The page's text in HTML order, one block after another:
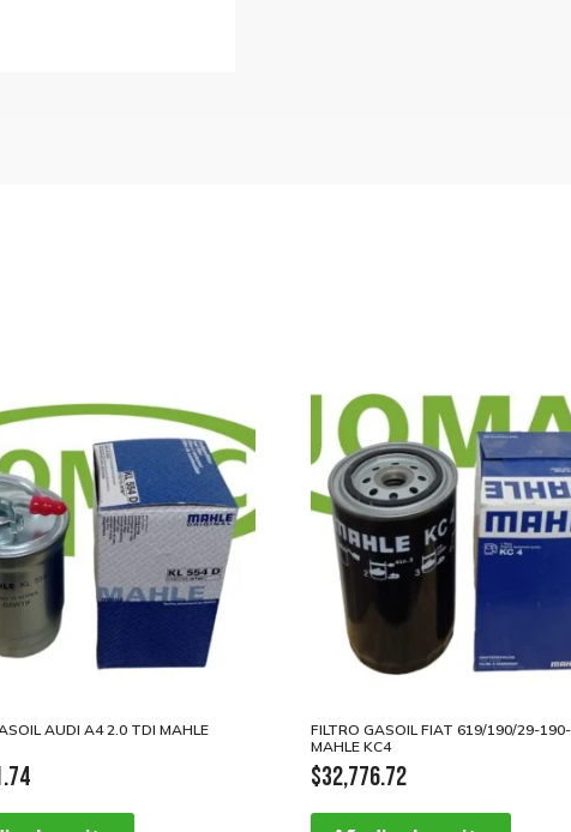
AUDI A4 2.0 TDI MAHLE
FILTRO GASOIL FIAT 619/190/29-
MAHLE KC4
$32,776.72